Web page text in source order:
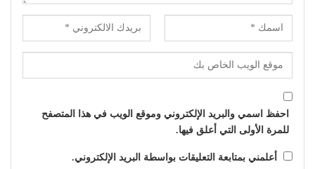
احفظ اسمي والبريد الإلكتروني وموقع الويب في هذا المتصفح
للمرة الأولى التي أعلق فيها.
أعلمني بمتابعة التعليقات بواسطة البريد الإلكتروني.